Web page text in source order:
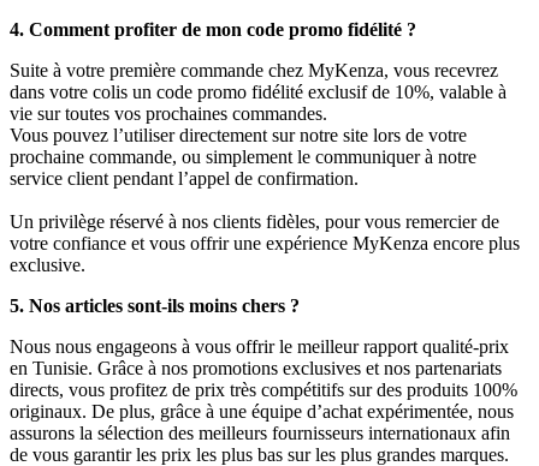
4. Comment profiter de mon code promo fidélité ?
Suite à votre première commande chez MyKenza, vous recevrez
dans votre colis un code promo fidélité exclusif de 10%, valable à
vie sur toutes vos prochaines commandes.
Vous pouvez l’utiliser directement sur notre site lors de votre
prochaine commande, ou simplement le communiquer à notre
service client pendant l’appel de confirmation.
Un privilège réservé à nos clients fidèles, pour vous remercier de
votre confiance et vous offrir une expérience MyKenza encore plus
exclusive.
5. Nos articles sont-ils moins chers ?
Nous nous engageons à vous offrir le meilleur rapport qualité-prix
en Tunisie. Grâce à nos promotions exclusives et nos partenariats
directs, vous profitez de prix très compétitifs sur des produits 100%
originaux. De plus, grâce à une équipe d’achat expérimentée, nous
assurons la sélection des meilleurs fournisseurs internationaux afin
de vous garantir les prix les plus bas sur les plus grandes marques.